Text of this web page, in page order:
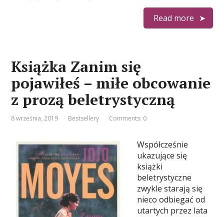
Read more
Książka Zanim się
pojawiłeś – miłe obcowanie
z prozą beletrystyczną
8 września, 2019 Bestsellery Comments: 0
Współcześnie
ukazujące się
książki
beletrystyczne
zwykle starają się
nieco odbiegać od
utartych przez lata